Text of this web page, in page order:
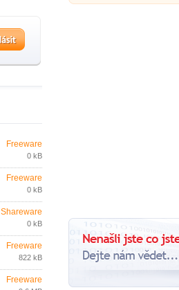
Freeware
0 kB
Freeware
0 kB
Shareware
0 kB
Freeware
822 kB
Freeware